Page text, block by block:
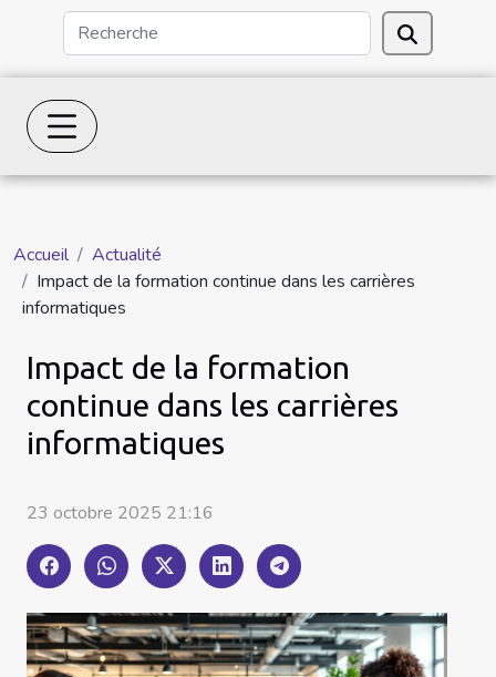
Accueil
Actualité
Impact de la formation continue dans les carrières
informatiques
Impact de la formation
continue dans les carrières
informatiques
23 octobre 2025 21:16